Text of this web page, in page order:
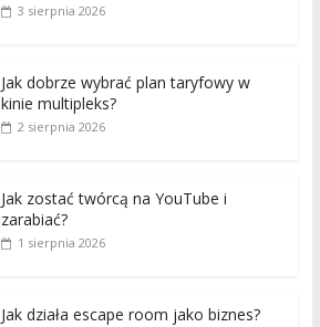
3 sierpnia 2026
Jak dobrze wybrać plan taryfowy w
kinie multipleks?
2 sierpnia 2026
Jak zostać twórcą na YouTube i
zarabiać?
1 sierpnia 2026
Jak działa escape room jako biznes?